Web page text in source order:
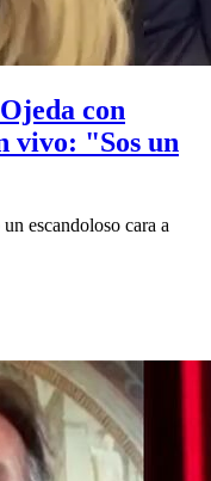
con
vivo: "Sos un
escandoloso cara a